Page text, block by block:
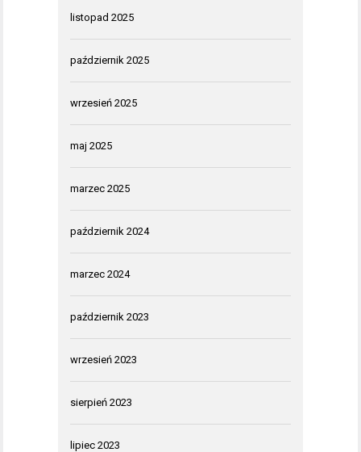
listopad 2025
październik 2025
wrzesień 2025
maj 2025
marzec 2025
październik 2024
marzec 2024
październik 2023
wrzesień 2023
sierpień 2023
lipiec 2023